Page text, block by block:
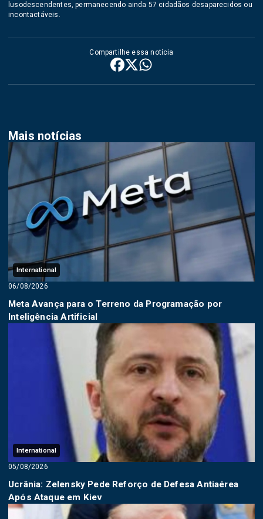
lusodescendentes, permanecendo ainda 57 cidadãos desaparecidos ou
incontactáveis.
Compartilhe essa notícia
Mais notícias
International
06/08/2026
Meta Avança para o Terreno da Programação por
Inteligência Artificial
International
05/08/2026
Ucrânia: Zelensky Pede Reforço de Defesa Antiaérea
Após Ataque em Kiev